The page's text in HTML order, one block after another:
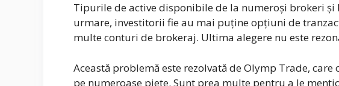
Tipurile de active disponibile de la numeroși brokeri și
urmare, investitorii fie au mai puține opțiuni de
multe conturi de brokeraj. Ultima alegere nu este
Această problemă este rezolvată de Olymp Trade, care
pe numeroase piețe. Sunt prea multe pentru a le